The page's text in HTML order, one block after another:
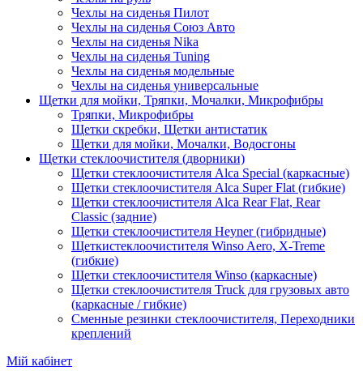
Чехлы на сиденья Пилот
Чехлы на сиденья Союз Авто
Чехлы на сиденья Nika
Чехлы на сиденья Tuning
Чехлы на сиденья модельные
Чехлы на сиденья универсальные
Щетки для мойки, Тряпки, Мочалки, Микрофибры
Тряпки, Микрофибры
Щетки скребки, Щетки антистатик
Щетки для мойки, Мочалки, Водосгоны
Щетки стеклоочистителя (дворники)
Щетки стеклоочистителя Alca Special (каркасные)
Щетки стеклоочистителя Alca Super Flat (гибкие)
Щетки стеклоочистителя Alca Rear Flat, Rear
Classic (задние)
Щетки стеклоочистителя Heyner (гибридные)
Щеткистеклоочистителя Winso Aero, X-Treme
(гибкие)
Щетки стеклоочистителя Winso (каркасные)
Щетки стеклоочистителя Truck для грузовых авто
(каркасные / гибкие)
Сменные резинки стеклоочистителя, Переходники
креплений
Мій кабінет